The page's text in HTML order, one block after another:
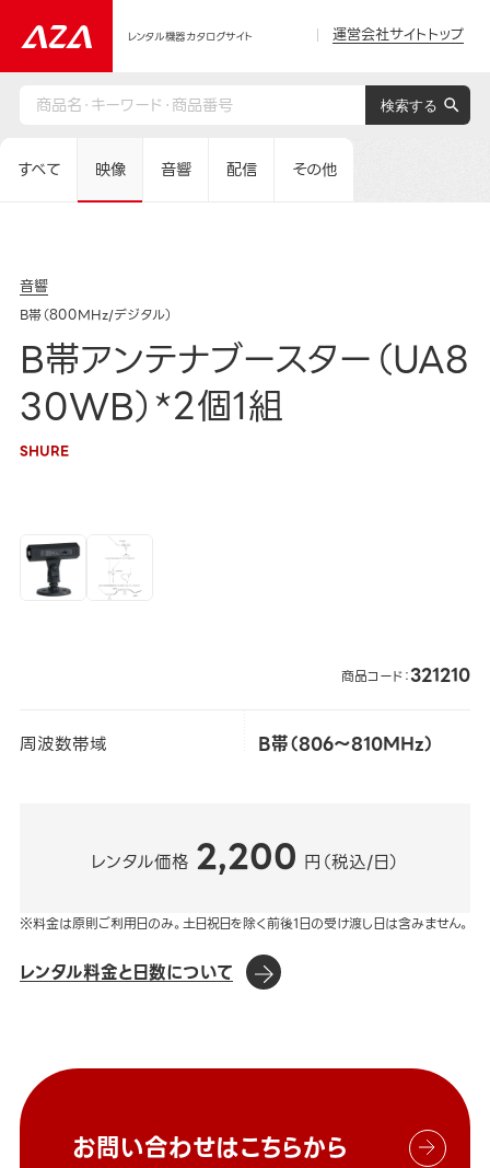
レンタル機器カタログサイト 運営会社サイトトップ
すべて 映像 音響 配信 その他
音響
B帯（800MHz/デジタル）
B帯アンテナブースター（UA8
30WB）*2個1組
SHURE
商品コード：321210
周波数帯域 B帯（806～810MHz）
レンタル価格 2,200 円（税込/日）
※料金は原則ご利用日のみ。土日祝日を除く前後1日の受け渡し日は含みません。
レンタル料金と日数について
お問い合わせはこちらから